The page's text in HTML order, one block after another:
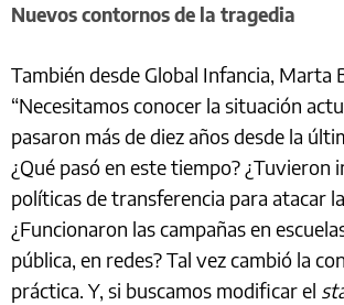
Nuevos contornos de la tragedia
También desde Global Infancia, Marta
“Necesitamos conocer la situación
pasaron más de diez años desde la
¿Qué pasó en este tiempo? ¿Tuvieron
políticas de transferencia para atacar
¿Funcionaron las campañas en
pública, en redes? Tal vez cambió la
práctica. Y, si buscamos modificar el